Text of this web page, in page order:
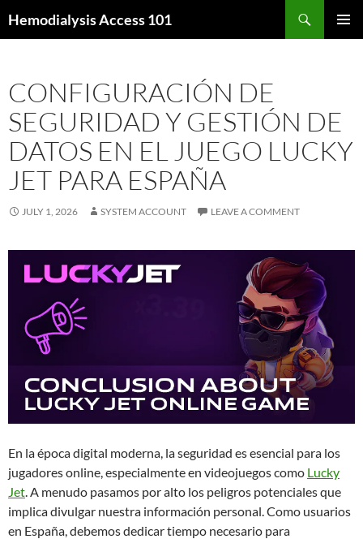
toHemodialysis Access 101
CONFIGURACIÓN DE
SEGURIDAD Y GESTIÓN DE
DATOS EN EL JUEGO LUCKY
JET PARA ESPAÑA
JULY 1, 2026 SYSTEM ACCOUNT LEAVE A COMMENT
En la época digital moderna, la seguridad es esencial para los
jugadores online, especialmente en videojuegos como Lucky
Jet. A menudo pasamos por alto los peligros potenciales que
implica divulgar nuestra información personal. Como usuarios
en España, debemos dedicar tiempo necesario para